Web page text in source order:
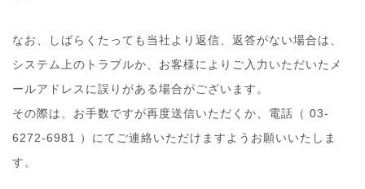
なお、しばらくたっても当社より返信、返答がない場合は、
システム上のトラブルか、お客様によりご入力いただいたメ
ールアドレスに誤りがある場合がございます。
その際は、お手数ですが再度送信いただくか、電話（ 03-
6272-6981 ）にてご連絡いただけますようお願いいたしま
す。